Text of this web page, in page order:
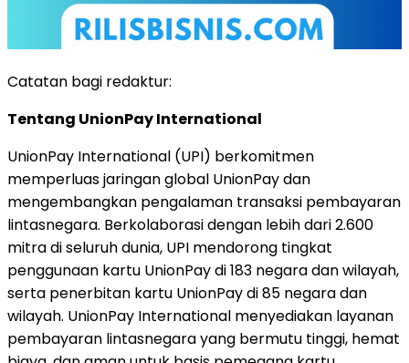
Catatan bagi redaktur:
Tentang UnionPay International
UnionPay International (UPI) berkomitmen
memperluas jaringan global UnionPay dan
mengembangkan pengalaman transaksi pembayaran
lintasnegara. Berkolaborasi dengan lebih dari 2.600
mitra di seluruh dunia, UPI mendorong tingkat
penggunaan kartu UnionPay di 183 negara dan wilayah,
serta penerbitan kartu UnionPay di 85 negara dan
wilayah. UnionPay International menyediakan layanan
pembayaran lintasnegara yang bermutu tinggi, hemat